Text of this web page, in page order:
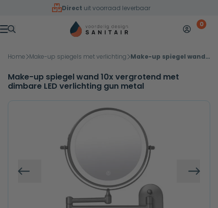
Overslaan naar inhoud
Direct uit voorraad leverbaar
Menu
Mijn 0
Home Make-up spiegels met verlichting Make-up spiegel wand 10x vergrotend met dimbare LED verlichting gun metal
Make-up spiegel wand 10x vergrotend met
dimbare LED verlichting gun metal
Vorige